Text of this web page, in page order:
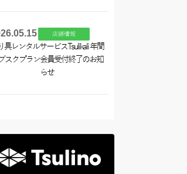
店舗情報
具レンタルサービスTsulikali 年間
スクプラン会員受付終了のお知
らせ